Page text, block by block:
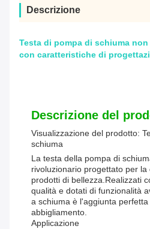
Descrizione
Testa di pompa di schiuma
con caratteristiche di
Descrizione del
Visualizzazione del prodotto:
schiuma
La testa della pompa di
rivoluzionario progettato per
prodotti di bellezza.Realizzati
qualità e dotati di funzionalità
a schiuma è l'aggiunta
abbigliamento.
Applicazione